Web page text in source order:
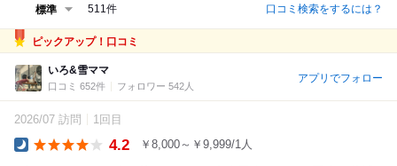
511件 口コミ検索をするには？
ピックアップ！口コミ
いろ&雪ママ
口コミ 652件 フォロワー 542人
アプリでフォロー
2026/07 訪問 1回目
4.2 ￥8,000～￥9,999/1人